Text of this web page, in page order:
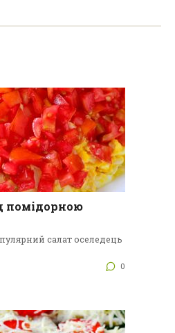
помідорною
салат оселедець
0